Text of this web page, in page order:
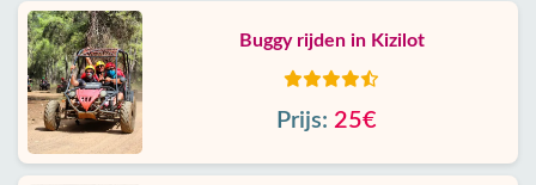
Buggy rijden in Kizilot
Prijs: 25€